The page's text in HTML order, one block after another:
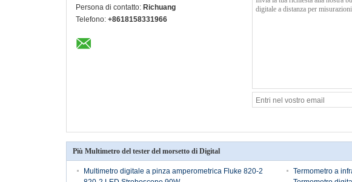
Persona di contatto: Richuang
Telefono: +8618158331966
Più Multimetro del tester del morsetto di Digital
Multimetro digitale a pinza amperometrica Fluke 820-2
Termometro a